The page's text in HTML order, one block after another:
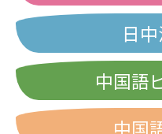
日
中国語
中国